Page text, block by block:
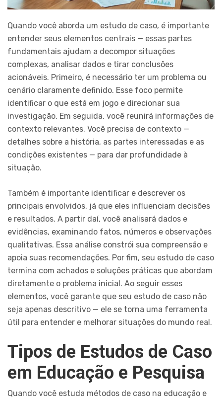
Quando você aborda um estudo de caso, é importante
entender seus elementos centrais — essas partes
fundamentais ajudam a decompor situações
complexas, analisar dados e tirar conclusões
acionáveis. Primeiro, é necessário ter um problema ou
cenário claramente definido. Esse foco permite
identificar o que está em jogo e direcionar sua
investigação. Em seguida, você reunirá informações de
contexto relevantes. Você precisa de contexto —
detalhes sobre a história, as partes interessadas e as
condições existentes — para dar profundidade à
situação.
Também é importante identificar e descrever os
principais envolvidos, já que eles influenciam decisões
e resultados. A partir daí, você analisará dados e
evidências, examinando fatos, números e observações
qualitativas. Essa análise constrói sua compreensão e
apoia suas recomendações. Por fim, seu estudo de caso
termina com achados e soluções práticas que abordam
diretamente o problema inicial. Ao seguir esses
elementos, você garante que seu estudo de caso não
seja apenas descritivo — ele se torna uma ferramenta
útil para entender e melhorar situações do mundo real.
Tipos de Estudos de Caso
em Educação e Pesquisa
Quando você estuda métodos de caso na educação e